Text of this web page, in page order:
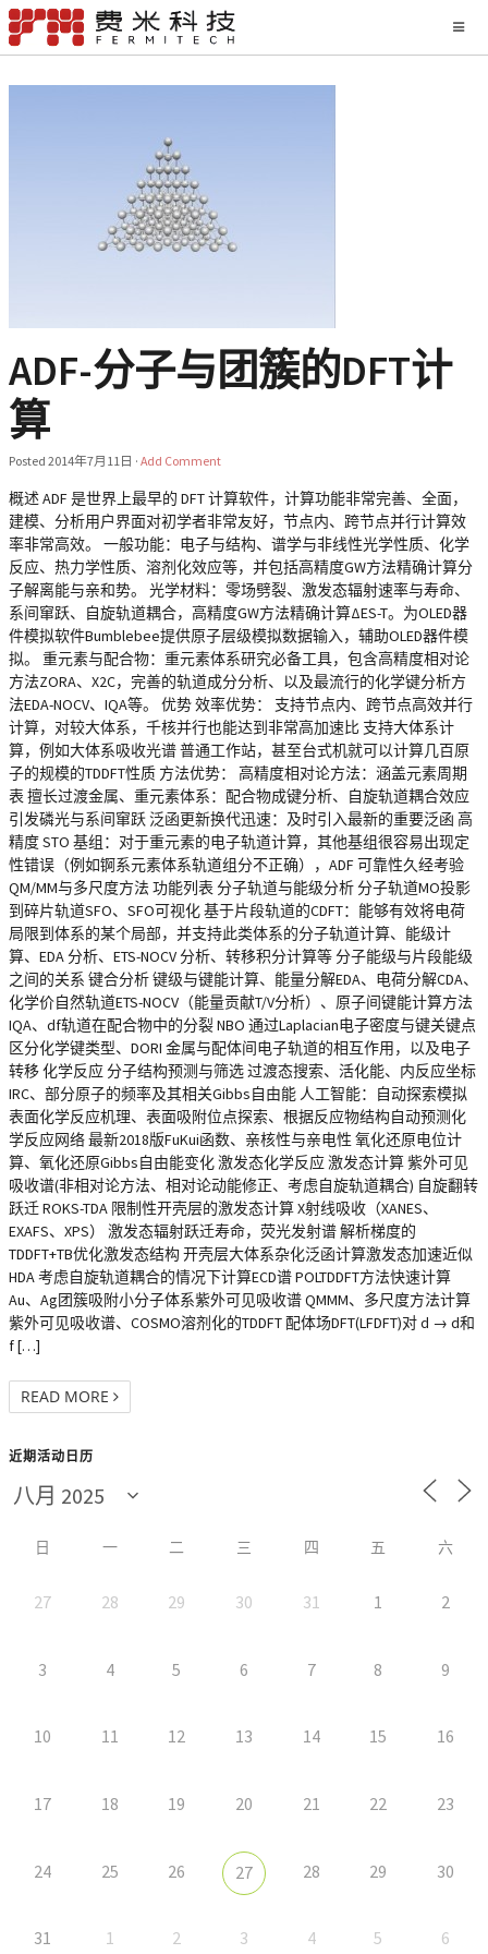
ADF-分子与团簇的DFT计
算
Posted 2014年7月11日 · Add Comment
概述 ADF 是世界上最早的 DFT 计算软件，计算功能非常完善、全面，
建模、分析用户界面对初学者非常友好，节点内、跨节点并行计算效
率非常高效。 一般功能：电子与结构、谱学与非线性光学性质、化学
反应、热力学性质、溶剂化效应等，并包括高精度GW方法精确计算分
子解离能与亲和势。 光学材料：零场劈裂、激发态辐射速率与寿命、
系间窜跃、自旋轨道耦合，高精度GW方法精确计算ΔES-T。为OLED器
件模拟软件Bumblebee提供原子层级模拟数据输入，辅助OLED器件模
拟。 重元素与配合物：重元素体系研究必备工具，包含高精度相对论
方法ZORA、X2C，完善的轨道成分分析、以及最流行的化学键分析方
法EDA-NOCV、IQA等。 优势 效率优势： 支持节点内、跨节点高效并行
计算，对较大体系，千核并行也能达到非常高加速比 支持大体系计
算，例如大体系吸收光谱 普通工作站，甚至台式机就可以计算几百原
子的规模的TDDFT性质 方法优势： 高精度相对论方法：涵盖元素周期
表 擅长过渡金属、重元素体系：配合物成键分析、自旋轨道耦合效应
引发磷光与系间窜跃 泛函更新换代迅速：及时引入最新的重要泛函 高
精度 STO 基组：对于重元素的电子轨道计算，其他基组很容易出现定
性错误（例如锕系元素体系轨道组分不正确），ADF 可靠性久经考验
QM/MM与多尺度方法 功能列表 分子轨道与能级分析 分子轨道MO投影
到碎片轨道SFO、SFO可视化 基于片段轨道的CDFT：能够有效将电荷
局限到体系的某个局部，并支持此类体系的分子轨道计算、能级计
算、EDA 分析、ETS-NOCV 分析、转移积分计算等 分子能级与片段能级
之间的关系 键合分析 键级与键能计算、能量分解EDA、电荷分解CDA、
化学价自然轨道ETS-NOCV（能量贡献T/V分析）、原子间键能计算方法
IQA、df轨道在配合物中的分裂 NBO 通过Laplacian电子密度与键关键点
区分化学键类型、DORI 金属与配体间电子轨道的相互作用，以及电子
转移 化学反应 分子结构预测与筛选 过渡态搜索、活化能、内反应坐标
IRC、部分原子的频率及其相关Gibbs自由能 人工智能：自动探索模拟
表面化学反应机理、表面吸附位点探索、根据反应物结构自动预测化
学反应网络 最新2018版FuKui函数、亲核性与亲电性 氧化还原电位计
算、氧化还原Gibbs自由能变化 激发态化学反应 激发态计算 紫外可见
吸收谱(非相对论方法、相对论动能修正、考虑自旋轨道耦合) 自旋翻转
跃迁 ROKS-TDA 限制性开壳层的激发态计算 X射线吸收（XANES、
EXAFS、XPS） 激发态辐射跃迁寿命，荧光发射谱 解析梯度的
TDDFT+TB优化激发态结构 开壳层大体系杂化泛函计算激发态加速近似
HDA 考虑自旋轨道耦合的情况下计算ECD谱 POLTDDFT方法快速计算
Au、Ag团簇吸附小分子体系紫外可见吸收谱 QMMM、多尺度方法计算
紫外可见吸收谱、COSMO溶剂化的TDDFT 配体场DFT(LFDFT)对 d → d和
f […]
READ MORE
近期活动日历
日 一 二 三 四 五 六
27 28 29 30 31 1 2
3 4 5 6 7 8 9
10 11 12 13 14 15 16
17 18 19 20 21 22 23
24 25 26 27 28 29 30
31 1 2 3 4 5 6